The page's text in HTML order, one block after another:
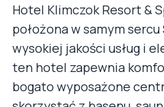
Hotel Klimczok Resort &
położona w samym
wysokiej jakości usług i
ten hotel zapewnia
bogato wyposażone